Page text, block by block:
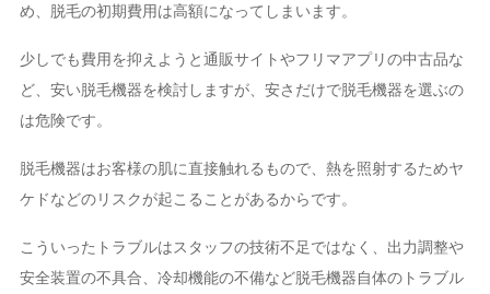
め、脱毛の初期費用は高額になってしまいます。
少しでも費用を抑えようと通販サイトやフリマアプリの中古品な
ど、安い脱毛機器を検討しますが、安さだけで脱毛機器を選ぶの
は危険です。
脱毛機器はお客様の肌に直接触れるもので、熱を照射するためヤ
ケドなどのリスクが起こることがあるからです。
こういったトラブルはスタッフの技術不足ではなく、出力調整や
安全装置の不具合、冷却機能の不備など脱毛機器自体のトラブル